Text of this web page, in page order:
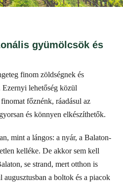
gyümölcsök és
finom zöldségnek és
lehetőség közül
főznénk, ráadásul az
és könnyen elkészíthetők.
mint a lángos: a nyár, a Balaton-
kelléke. De akkor sem kell
se strand, mert otthon is
augusztusban a boltok és a piacok